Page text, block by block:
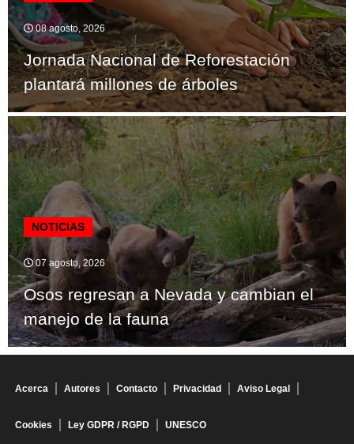
08 agosto, 2026
Jornada Nacional de Reforestación
plantará millones de árboles
NOTICIAS
07 agosto, 2026
Osos regresan a Nevada y cambian el
manejo de la fauna
Acerca Autores Contacto Privacidad Aviso Legal
Cookies Ley GDPR / RGPD UNESCO